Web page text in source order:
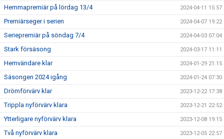
Hemmapremiär på lördag 13/4 2024-04-11 15:57
Premiärseger i serien 2024-04-07 19:22
Seriepremiär på söndag 7/4 2024-04-03 07:04
Stark försäsong 2024-03-17 11:11
Hemvändare klar 2024-01-29 21:15
Säsongen 2024 igång 2024-01-24 07:30
Drömförvärv klar 2023-12-22 17:38
Trippla nyförvärv klara 2023-12-21 22:52
Ytterligare nyförvärv klara 2023-12-08 19:15
Två nyförvärv klara 2023-12-05 22:57